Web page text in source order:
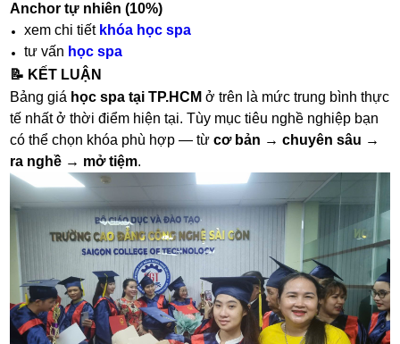
Anchor tự nhiên (10%)
xem chi tiết khóa học spa
tư vấn học spa
📝 KẾT LUẬN
Bảng giá học spa tại TP.HCM ở trên là mức trung bình thực
tế nhất ở thời điểm hiện tại. Tùy mục tiêu nghề nghiệp bạn
có thể chọn khóa phù hợp — từcơ bản → chuyên sâu →
ra nghề → mở tiệm.